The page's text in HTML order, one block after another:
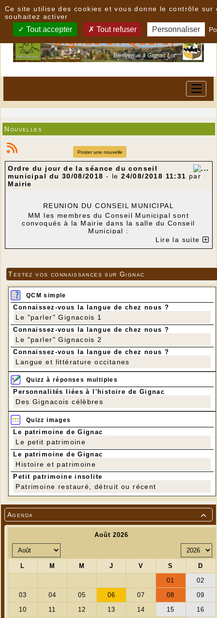

Agenda
Nouvelles
Poster une nouvelle
Ordre du jour de la séance du conseil
municipal du 30/08/2018 - le24/08/2018 11:31 par
Mairie
REUNION DU CONSEIL MUNICIPAL
MM les membres du Conseil Municipal sont
convoqués à la Mairie dans la salle du Conseil
Municipal :
Le jeudi 30 août 2018 à 20 h30
Gignac, le 24/08/2018
ORDRE DU JOUR :
1- Adhésion à la ligue de l'Enseignement du Lot
saison 2018-2019 - Convention de mise à
disposition d'un volontaire en service civique ;
2- Modification du temps de travail d'un emploi à
temps non complet ;
3- Divers.
Lire la suite
Testez vos connaissances sur Gignac
QCM simple
Connaissez-vous la langue de chez nous ?
Le "parler" Gignacois 1
Connaissez-vous la langue de chez nous ?
Le "parler" Gignacois 2
Connaissez-vous la langue de chez nous ?
Langue et littérature occitanes
Quizz à réponses multiples
Personnalités liées à l'histoire de Gignac
Des Gignacois célèbres
Quizz images
Le patrimoine de Gignac
Le petit patrimoine
Le patrimoine de Gignac
Histoire et patrimoine
Petit patrimoine insolite
Patrimoine restauré, détruit ou récent
Ce site utilise des cookies et vous donne le contrôle sur
souhaitez activer
Tout accepter Tout refuser Personnaliser